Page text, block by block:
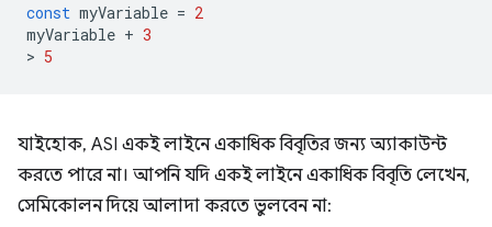
const myVariable = 2
myVariable + 3
> 5
যাইহোক, ASI একই লাইনে একাধিক বিবৃতির জন্য অ্যাকাউন্ট
করতে পারে না। আপনি যদি একই লাইনে একাধিক বিবৃতি লেখেন,
সেমিকোলন দিয়ে আলাদা করতে ভুলবেন না: